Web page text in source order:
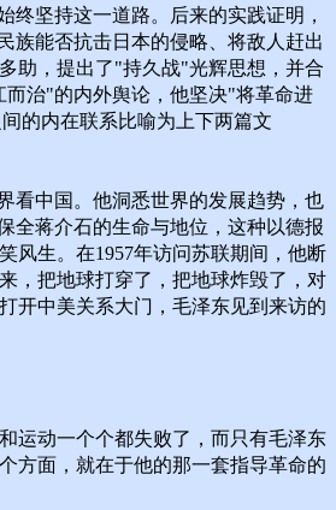
坚持这一道路。后来的实践证明，
族能否抗击日本的侵略、将敌人赶出
助，提出了"持久战"光辉思想，并合
治"的内外舆论，他坚决"将革命进
的内在联系比喻为上下两篇文
看中国。他洞悉世界的发展趋势，也
全蒋介石的生命与地位，这种以德报
风生。在1957年访问苏联期间，他断
，把地球打穿了，把地球炸毁了，对
开中美关系大门，毛泽东见到来访的
运动一个个都失败了，而只有毛泽东
方面，就在于他的那一套指导革命的